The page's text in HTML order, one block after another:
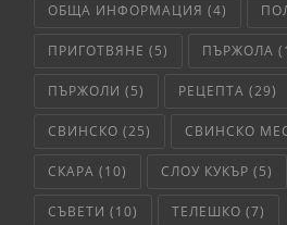
ОБЩА ИНФОРМАЦИЯ (4)
ПРИГОТВЯНЕ (5) ПЪРЖОЛА
ПЪРЖОЛИ (5) РЕЦЕПТА (29)
СВИНСКО (25) СВИНСКО
СКАРА (10) СЛОУ КУКЪР (5)
СЪВЕТИ (10) ТЕЛЕШКО (7)